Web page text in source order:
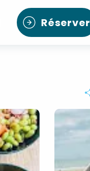
Réserver